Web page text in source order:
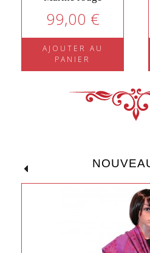
99,00 €
AJOUTER AU
PANIER